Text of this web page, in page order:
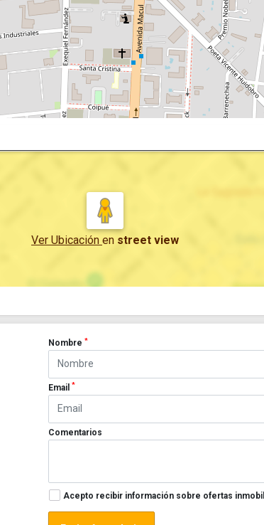
Ver Ubicación en street view
Nombre*
Email*
Comentarios
Acepto recibir información sobre ofertas